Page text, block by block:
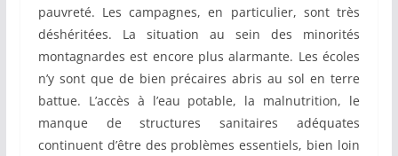
pauvreté. Les campagnes, en particulier, sont très
déshéritées. La situation au sein des minorités
montagnardes est encore plus alarmante. Les écoles
n’y sont que de bien précaires abris au sol en terre
battue. L’accès à l’eau potable, la malnutrition, le
manque de structures sanitaires adéquates
continuent d’être des problèmes essentiels, bien loin